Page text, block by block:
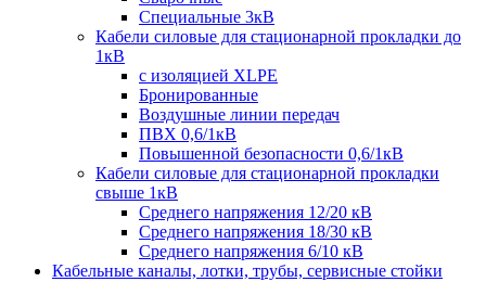
Специальные 3кВ
Кабели силовые для стационарной прокладки до
1кВ
c изоляцией XLPE
Бронированные
Воздушные линии передач
ПВХ 0,6/1кВ
Повышенной безопасности 0,6/1кВ
Кабели силовые для стационарной прокладки
свыше 1кВ
Среднего напряжения 12/20 кВ
Среднего напряжения 18/30 кВ
Среднего напряжения 6/10 кВ
Кабельные каналы, лотки, трубы, сервисные стойки